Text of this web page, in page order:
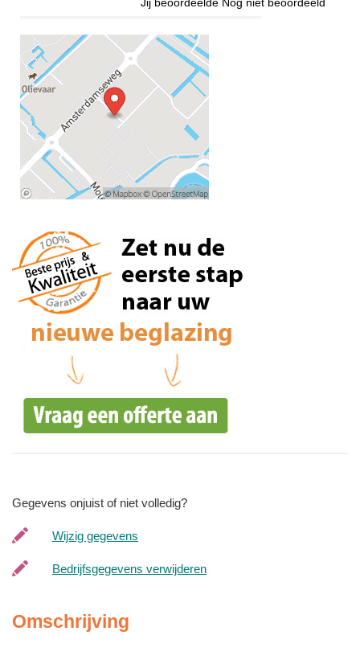
Gegevens onjuist of niet volledig?
Wijzig gegevens
Bedrijfsgegevens verwijderen
Omschrijving